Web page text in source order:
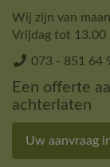
Wij zijn van
Vrijdag tot 13.00
073 - 851 64
Een offerte
achterlaten
Uw aanvraag